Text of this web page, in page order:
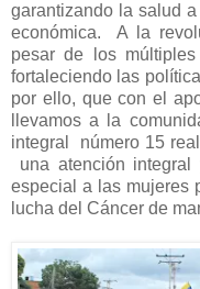
garantizando la salud
económica. A la
pesar de los
fortaleciendo las
por ello, que con el
llevamos a la
integral número 15
una atención
especial a las mujeres
lucha del Cáncer de